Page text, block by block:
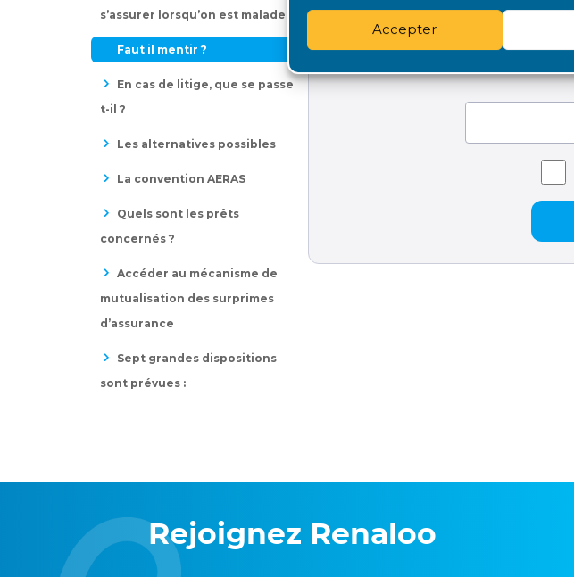
Accepter
s’assurer lorsqu’on est malade ?
Faut il mentir ?
En cas de litige, que se passe
t-il ?
Les alternatives possibles
La convention AERAS
Quels sont les prêts
concernés ?
Accéder au mécanisme de
mutualisation des surprimes
d’assurance
Sept grandes dispositions
sont prévues :
Identifiant:
Rejoignez Renaloo